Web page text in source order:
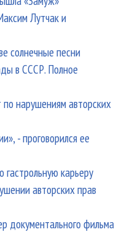
Лутчак и
солнечные песни
в СССР. Полное
нарушениям авторских
- проговорился ее
карьеру
авторских прав
документального фильма